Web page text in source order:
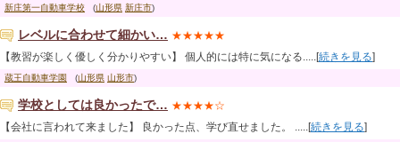
新庄第一自動車学校 (山形県 新庄市)
レベルに合わせて細かい… ★★★★★
【教習が楽しく優しく分かりやすい】 個人的には特に気になる.....[続きを見る]
蔵王自動車学園 (山形県 山形市)
学校としては良かったで… ★★★★☆
【会社に言われて来ました】 良かった点、学び直せました。 .....[続きを見る]